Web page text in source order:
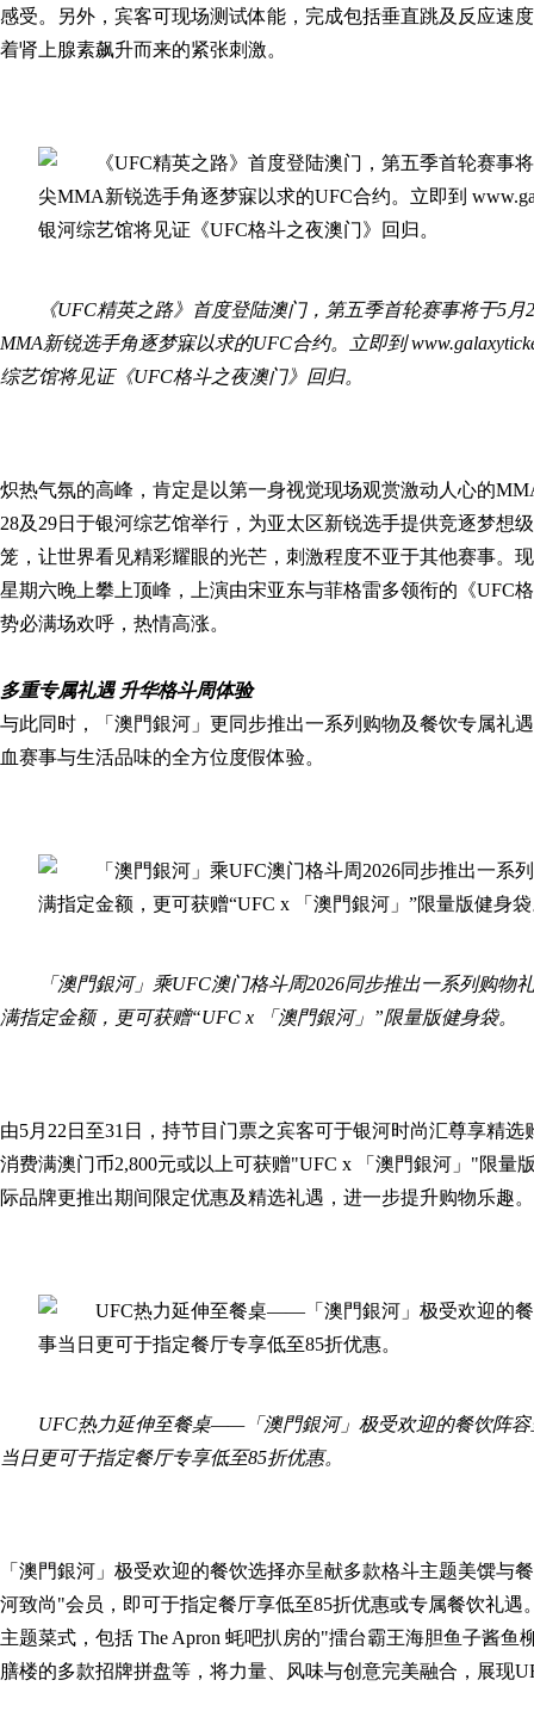
感受。另外，宾客可现场测试体能，完成包括垂直跳及反应速
着肾上腺素飙升而来的紧张刺激。
《UFC精英之路》首度登陆澳门，第五季首轮赛事将于5
MMA新锐选手角逐梦寐以求的UFC合约。立即到
综艺馆将见证《UFC格斗之夜澳门》回归。
炽热气氛的高峰，肯定是以第一身视觉现场观赏激动人心的
28及29日于银河综艺馆举行，为亚太区新锐选手提供竞逐梦想
笼，让世界看见精彩耀眼的光芒，刺激程度不亚于其他赛事。
星期六晚上攀上顶峰，上演由宋亚东与菲格雷多领衔的《UFC
势必满场欢呼，热情高涨。
多重专属礼遇 升华格斗周体验
与此同时，「澳門銀河」更同步推出一系列购物及餐饮专属礼
血赛事与生活品味的全方位度假体验。
「澳門銀河」乘UFC澳门格斗周2026同步推出一系列购
满指定金额，更可获赠“UFC x 「澳門銀河」”限量版健身袋。
由5月22日至31日，持节目门票之宾客可于银河时尚汇尊享精
消费满澳门币2,800元或以上可获赠"UFC x 「澳門銀河」"限量
际品牌更推出期间限定优惠及精选礼遇，进一步提升购物乐趣。
UFC热力延伸至餐桌——「澳門銀河」极受欢迎的餐饮阵
当日更可于指定餐厅专享低至85折优惠。
「澳門銀河」极受欢迎的餐饮选择亦呈献多款格斗主题美馔与
河致尚"会员，即可于指定餐厅享低至85折优惠或专属餐饮礼
主题菜式，包括 The Apron 蚝吧扒房的"擂台霸王海胆鱼子酱
膳楼的多款招牌拼盘等，将力量、风味与创意完美融合，展现